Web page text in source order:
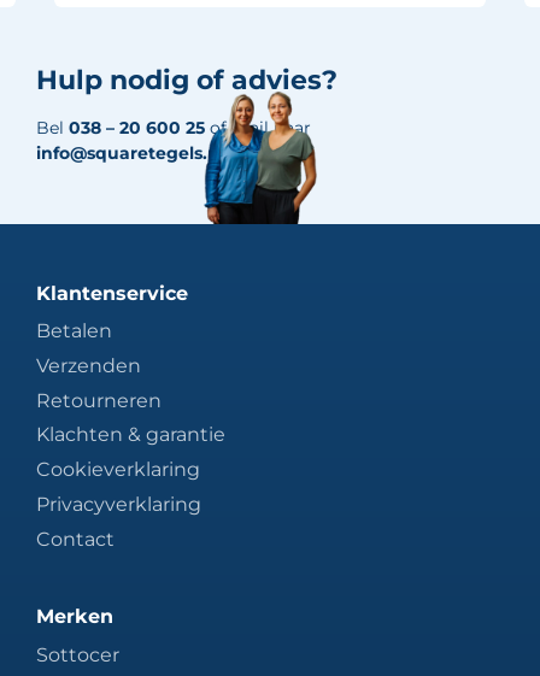
Hulp nodig of advies?
Bel 038 – 20 600 25 of mail naar
info@squaretegels.nl
Klantenservice
Betalen
Verzenden
Retourneren
Klachten & garantie
Cookieverklaring
Privacyverklaring
Contact
Merken
Sottocer